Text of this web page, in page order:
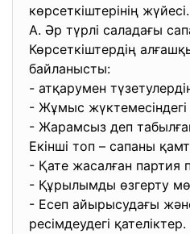
көрсеткіштерінің жүйесі.
А. Әр түрлі саладағы
Көрсеткіштердің
байланысты:
- атқарумен
- Жұмыс
- Жарамсыз деп
Екінші топ – сапаны
- Қате жасалған партия
- Құрылымды өзгерту
- Есеп айырысудағы
ресімдеудегі қателіктер.